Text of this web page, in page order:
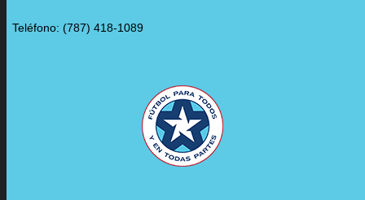
Teléfono: (787) 418-1089